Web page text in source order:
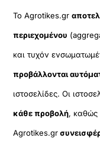
Το Agrotikes.gr
περιεχομένου
και τυχόν
προβάλλονται
ιστοσελίδες. Οι
κάθε προβολή, καθώς
Agrotikes.gr